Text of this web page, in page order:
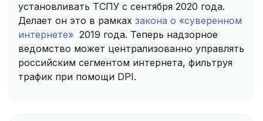
установливать ТСПУ с сентября 2020 года.
Делает он это в рамках закона о «суверенном
интернете» 2019 года. Теперь надзорное
ведомство может централизованно управлять
российским сегментом интернета, фильтруя
трафик при помощи DPI.